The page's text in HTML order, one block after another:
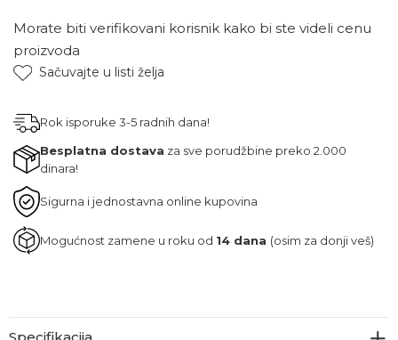
Morate biti verifikovani korisnik kako bi ste videli cenu
proizvoda
Sačuvajte u listi želja
Rok isporuke 3-5 radnih dana!
Besplatna dostava za sve porudžbine preko 2.000
dinara!
Sigurna i jednostavna online kupovina
Mogućnost zamene u roku od 14 dana (osim za donji veš)